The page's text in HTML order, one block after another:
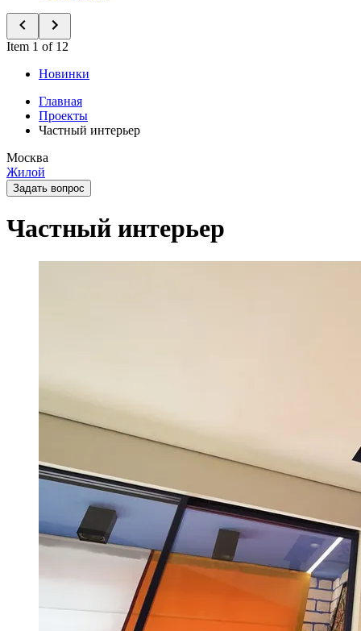
Item 1 of 12
Новинки
Главная
Проекты
Частный интерьер
Москва
Жилой
Задать вопрос
Частный интерьер